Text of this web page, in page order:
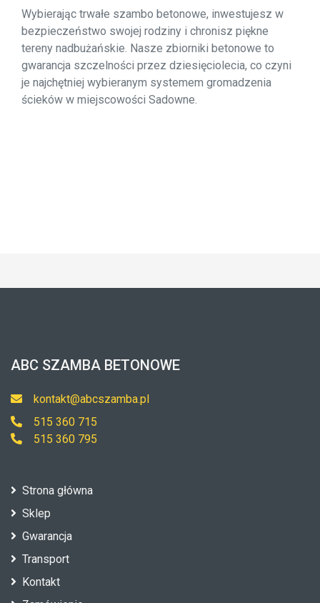
Wybierając trwałe szambo betonowe, inwestujesz w
bezpieczeństwo swojej rodziny i chronisz piękne
tereny nadbużańskie. Nasze zbiorniki betonowe to
gwarancja szczelności przez dziesięciolecia, co czyni
je najchętniej wybieranym systemem gromadzenia
ścieków w miejscowości Sadowne.
ABC SZAMBA BETONOWE
kontakt@abcszamba.pl
515 360 715
515 360 795
Strona główna
Sklep
Gwarancja
Transport
Kontakt